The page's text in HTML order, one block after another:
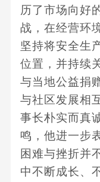
历了市场向好
战，在经营环
坚持将安全生
位置，并持续
与当地公益捐
与社区发展相
事长朴实而真
鸣，他进一步
困难与挫折并
中不断成长、